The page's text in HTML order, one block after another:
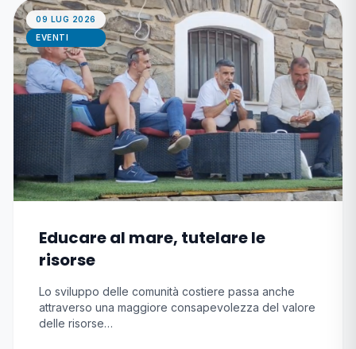
09 LUG 2026
EVENTI
Educare al mare, tutelare le
risorse
Lo sviluppo delle comunità costiere passa anche
attraverso una maggiore consapevolezza del valore
delle risorse…